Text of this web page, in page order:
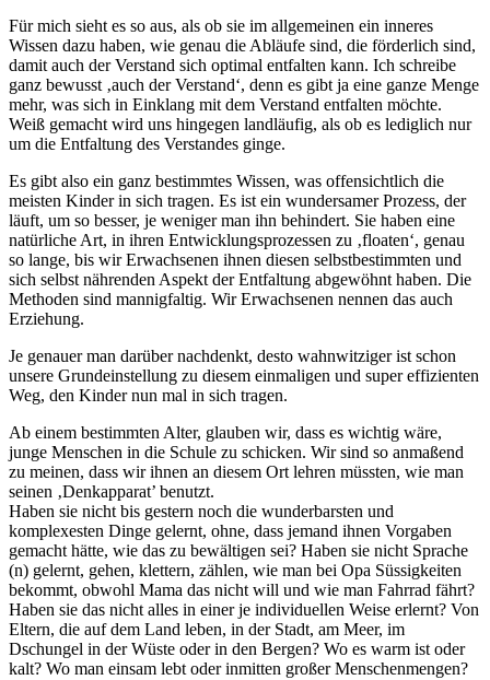
Für mich sieht es so aus, als ob sie im allgemeinen ein inneres
Wissen dazu haben, wie genau die Abläufe sind, die förderlich sind,
damit auch der Verstand sich optimal entfalten kann. Ich schreibe
ganz bewusst ‚auch der Verstand‘, denn es gibt ja eine ganze Menge
mehr, was sich in Einklang mit dem Verstand entfalten möchte.
Weiß gemacht wird uns hingegen landläufig, als ob es lediglich nur
um die Entfaltung des Verstandes ginge.
Es gibt also ein ganz bestimmtes Wissen, was offensichtlich die
meisten Kinder in sich tragen. Es ist ein wundersamer Prozess, der
läuft, um so besser, je weniger man ihn behindert. Sie haben eine
natürliche Art, in ihren Entwicklungsprozessen zu ‚floaten‘, genau
so lange, bis wir Erwachsenen ihnen diesen selbstbestimmten und
sich selbst nährenden Aspekt der Entfaltung abgewöhnt haben. Die
Methoden sind mannigfaltig. Wir Erwachsenen nennen das auch
Erziehung.
Je genauer man darüber nachdenkt, desto wahnwitziger ist schon
unsere Grundeinstellung zu diesem einmaligen und super effizienten
Weg, den Kinder nun mal in sich tragen.
Ab einem bestimmten Alter, glauben wir, dass es wichtig wäre,
junge Menschen in die Schule zu schicken. Wir sind so anmaßend
zu meinen, dass wir ihnen an diesem Ort lehren müssten, wie man
seinen ‚Denkapparat’ benutzt.
Haben sie nicht bis gestern noch die wunderbarsten und
komplexesten Dinge gelernt, ohne, dass jemand ihnen Vorgaben
gemacht hätte, wie das zu bewältigen sei? Haben sie nicht Sprache
(n) gelernt, gehen, klettern, zählen, wie man bei Opa Süssigkeiten
bekommt, obwohl Mama das nicht will und wie man Fahrrad fährt?
Haben sie das nicht alles in einer je individuellen Weise erlernt? Von
Eltern, die auf dem Land leben, in der Stadt, am Meer, im
Dschungel in der Wüste oder in den Bergen? Wo es warm ist oder
kalt? Wo man einsam lebt oder inmitten großer Menschenmengen?